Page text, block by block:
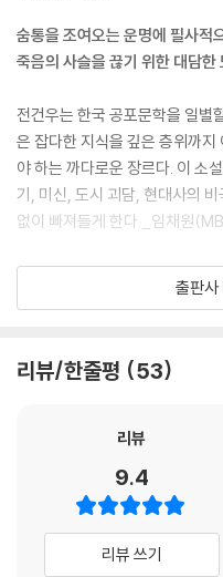
숨통을 조여오는 운명에 필사적
죽음의 사슬을 끊기 위한 대담한
전건우는 한국 공포문학을 일별
은 잡다한 지식을 깊은 층위까
야 하는 까다로운 장르다. 이 소
기, 미신, 도시 괴담, 현대사의
없이 빠져들게 한다._임채원
장편소설부터 앤솔러지와 에세
이 왕성하게 작품을 발표해온
시원 기담》은 영화 제작을 앞두
명 ‘흉담’의 정체를 파헤치며 서
터리가 펼쳐진다. ‘흉한 이야기’
에 접근해가던 ‘나’ 앞에 차 교수
다. 흉담의 화를 막을 방법이 있
출판사
리뷰/한줄평 53
리뷰
9.4
리뷰 쓰기